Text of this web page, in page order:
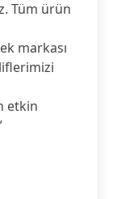
Tüm ürün
markası
etkin